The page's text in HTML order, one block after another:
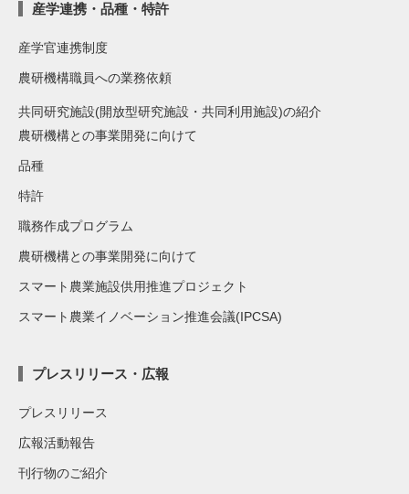
産学連携・品種・特許
産学官連携制度
農研機構職員への業務依頼
共同研究施設(開放型研究施設・共同利用施設)の紹介
農研機構との事業開発に向けて
品種
特許
職務作成プログラム
農研機構との事業開発に向けて
スマート農業施設供用推進プロジェクト
スマート農業イノベーション推進会議(IPCSA)
プレスリリース・広報
プレスリリース
広報活動報告
刊行物のご紹介